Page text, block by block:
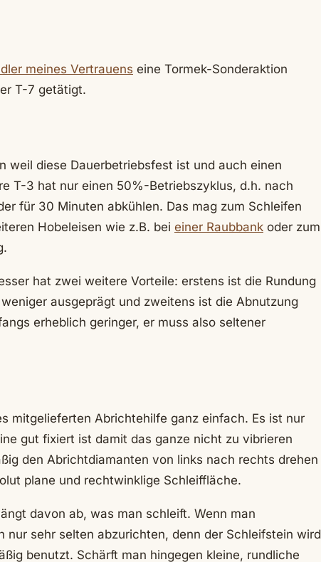
meines Vertrauens eine Tormek-Sonderaktion
T-7 getätigt.
weil diese Dauerbetriebsfest ist und auch einen
T-3 hat nur einen 50%-Betriebszyklus, d.h. nach
für 30 Minuten abkühlen. Das mag zum Schleifen
Hobeleisen wie z.B. bei einer Raubbank oder zum
hat zwei weitere Vorteile: erstens ist die Rundung
ausgeprägt und zweitens ist die Abnutzung
erheblich geringer, er muss also seltener
mitgelieferten Abrichtehilfe ganz einfach. Es ist nur
gut fixiert ist damit das ganze nicht zu vibrieren
den Abrichtdiamanten von links nach rechts drehen
plane und rechtwinklige Schleiffläche.
davon ab, was man schleift. Wenn man
nur sehr selten abzurichten, denn der Schleifstein wird
benutzt. Schärft man hingegen kleine, rundliche